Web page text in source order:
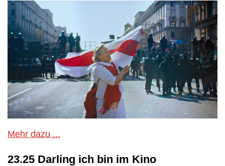
Mehr dazu ...
23.25 Darling ich bin im Kino